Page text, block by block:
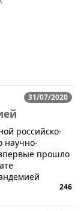
31/07/2020
российско-
научно-
прошло
246